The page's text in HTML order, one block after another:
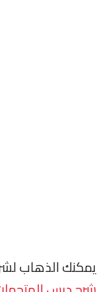
يمكنك الذهاب